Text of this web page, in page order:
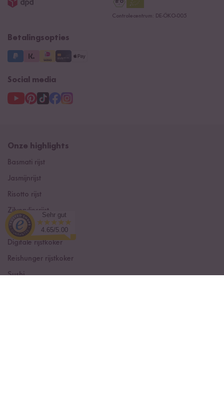
Controlecentrum: DE-ÖKO-005
Betalingsopties
Social media
Onze highlights
Basmati rijst
Jasmijnrijst
Risotto rijst
Zilvervliesrijst
Rode Rijst
Digitale rijstkoker
Reishunger rijstkoker
Sushi
Sehr gut
4.65/5.00